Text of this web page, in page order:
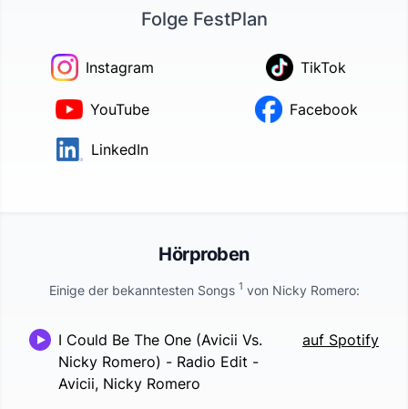
Folge FestPlan
Instagram TikTok
YouTube Facebook
LinkedIn
Hörproben
Einige der bekanntesten Songs 1 von Nicky Romero:
I Could Be The One (Avicii Vs.
Nicky Romero) - Radio Edit -
Avicii, Nicky Romero
auf Spotify